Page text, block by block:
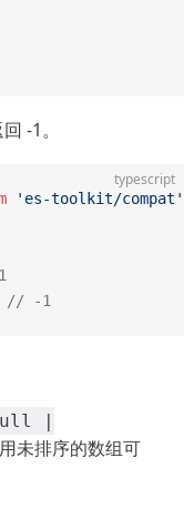
-1。
typescript
'es-toolkit/compat'
// -1
|
未排序的数组可